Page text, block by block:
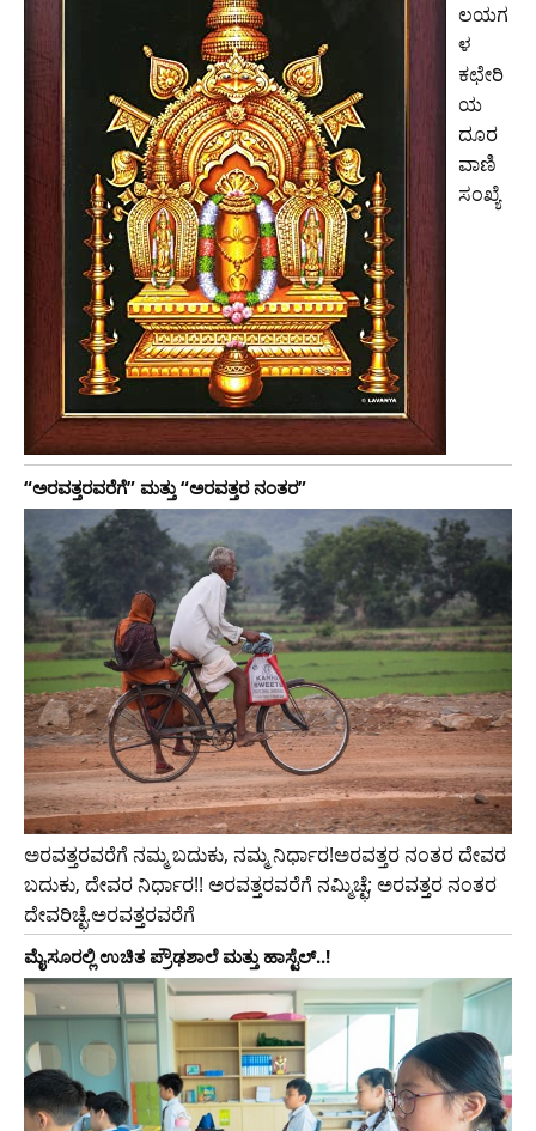
ಲಯಗ
ಳ
ಕಛೇರಿ
ಯ
ದೂರ
ವಾಣಿ
ಸಂಖ್ಯೆ
“ಅರವತ್ತರವರೆಗೆ” ಮತ್ತು “ಅರವತ್ತರ ನಂತರ”
ಅರವತ್ತರವರೆಗೆ ನಮ್ಮ ಬದುಕು, ನಮ್ಮ ನಿರ್ಧಾರ!ಅರವತ್ತರ ನಂತರ ದೇವರ
ಬದುಕು, ದೇವರ ನಿರ್ಧಾರ!! ಅರವತ್ತರವರೆಗೆ ನಮ್ಮಿಚ್ಛೆ; ಅರವತ್ತರ ನಂತರ
ದೇವರಿಚ್ಛೆ.ಅರವತ್ತರವರೆಗೆ
ಮೈಸೂರಲ್ಲಿ ಉಚಿತ ಪ್ರೌಢಶಾಲೆ ಮತ್ತು ಹಾಸ್ಟೆಲ್..!